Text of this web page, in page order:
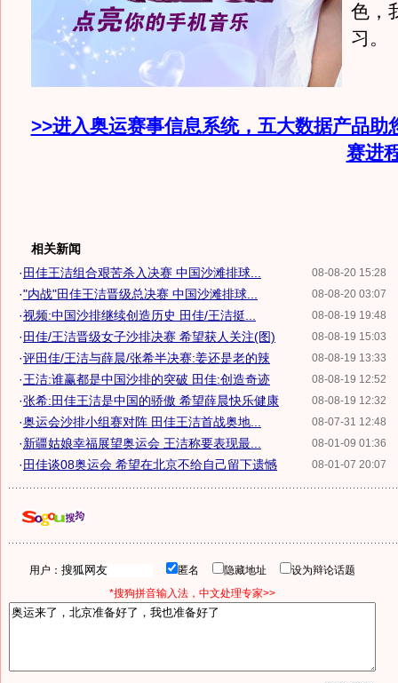
色，
习。
>>进入奥运赛事信息系统，五大数据产品助
赛进
相关新闻
08-08-20 15:28
· 田佳王洁组合艰苦杀入决赛 中国沙滩排球...
08-08-20 03:07
·"内战"田佳王洁晋级总决赛 中国沙滩排球...
08-08-19 19:48
·视频:中国沙排继续创造历史 田佳/王洁挺...
08-08-19 15:03
· 田佳/王洁晋级女子沙排决赛 希望获人关注(图)
08-08-19 13:33
·评田佳/王洁与薛晨/张希半决赛:姜还是老的辣
08-08-19 12:52
·王洁:谁赢都是中国沙排的突破 田佳:创造奇迹
08-08-19 12:32
·张希:田佳王洁是中国的骄傲 希望薛晨快乐健康
08-07-31 12:48
·奥运会沙排小组赛对阵 田佳王洁首战奥地...
08-01-09 01:36
·新疆姑娘幸福展望奥运会 王洁称要表现最...
08-01-07 20:07
· 田佳谈08奥运会 希望在北京不给自己留下遗憾
用户： 匿名 隐藏地址
设为辩论话题
*搜狗拼音输入法，中文处理专家>>